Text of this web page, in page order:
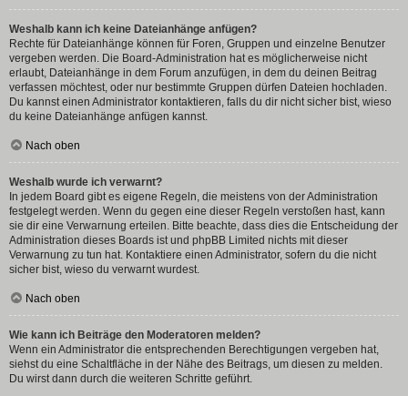
Weshalb kann ich keine Dateianhänge anfügen?
Rechte für Dateianhänge können für Foren, Gruppen und einzelne Benutzer
vergeben werden. Die Board-Administration hat es möglicherweise nicht
erlaubt, Dateianhänge in dem Forum anzufügen, in dem du deinen Beitrag
verfassen möchtest, oder nur bestimmte Gruppen dürfen Dateien hochladen.
Du kannst einen Administrator kontaktieren, falls du dir nicht sicher bist, wieso
du keine Dateianhänge anfügen kannst.
Nach oben
Weshalb wurde ich verwarnt?
In jedem Board gibt es eigene Regeln, die meistens von der Administration
festgelegt werden. Wenn du gegen eine dieser Regeln verstoßen hast, kann
sie dir eine Verwarnung erteilen. Bitte beachte, dass dies die Entscheidung der
Administration dieses Boards ist und phpBB Limited nichts mit dieser
Verwarnung zu tun hat. Kontaktiere einen Administrator, sofern du die nicht
sicher bist, wieso du verwarnt wurdest.
Nach oben
Wie kann ich Beiträge den Moderatoren melden?
Wenn ein Administrator die entsprechenden Berechtigungen vergeben hat,
siehst du eine Schaltfläche in der Nähe des Beitrags, um diesen zu melden.
Du wirst dann durch die weiteren Schritte geführt.